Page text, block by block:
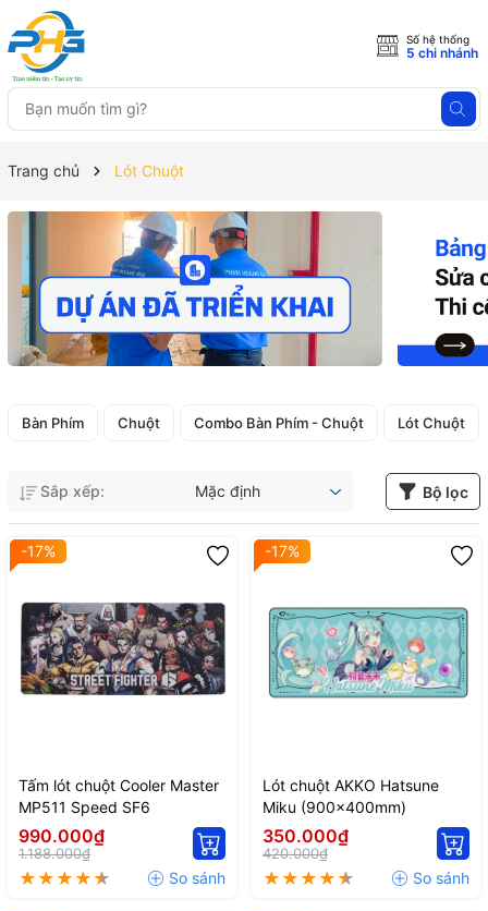
Số hệ thống
5 chi nhánh
Trang chủ Lót Chuột
Bàn Phím Chuột Combo Bàn Phím - Chuột Lót Chuột
Sắp xếp: Mặc định Bộ lọc
-17%
Tấm lót chuột Cooler Master
MP511 Speed SF6
990.000₫
1.188.000₫
-17%
Lót chuột AKKO Hatsune
Miku (900x400mm)
350.000₫
420.000₫